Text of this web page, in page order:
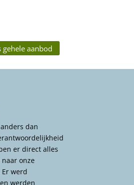
gehele aanbod
dan
er direct alles
onze
werd
werden